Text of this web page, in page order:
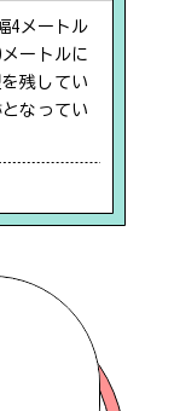
4メートル
ートルに
残してい
なってい